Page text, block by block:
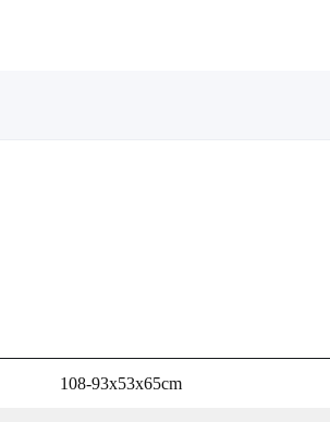
108-93x53x65cm